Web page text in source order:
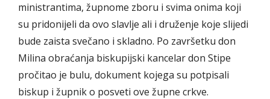
ministrantima, župnome zboru i svima onima koji
su pridonijeli da ovo slavlje ali i druženje koje slijedi
bude zaista svečano i skladno. Po završetku don
Milina obraćanja biskupijski kancelar don Stipe
pročitao je bulu, dokument kojega su potpisali
biskup i župnik o posveti ove župne crkve.